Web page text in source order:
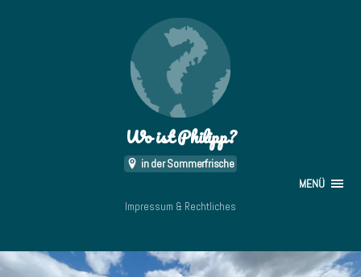
Wo ist Philipp?
in der Sommerfrische
MENÜ
Impressum & Rechtliches